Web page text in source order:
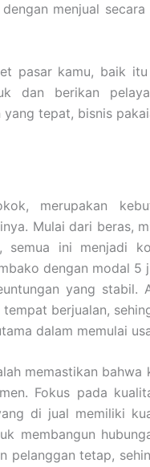
menjual
pasar kamu, baik itu
dan berikan
tepat, bisnis
merupakan
Mulai dari beras,
semua ini menjadi
dengan modal 5
yang stabil.
berjualan,
dalam memulai
memastikan bahwa
Fokus pada
di jual memiliki
membangun
pelanggan tetap,